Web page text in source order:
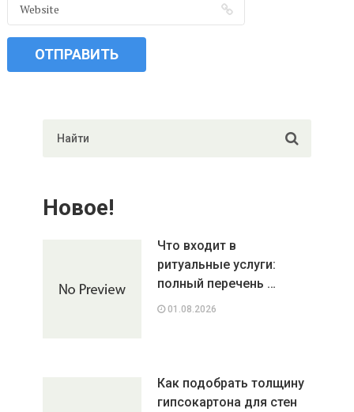
Новое!
Что входит в
ритуальные услуги:
полный перечень …
01.08.2026
Как подобрать толщину
гипсокартона для стен